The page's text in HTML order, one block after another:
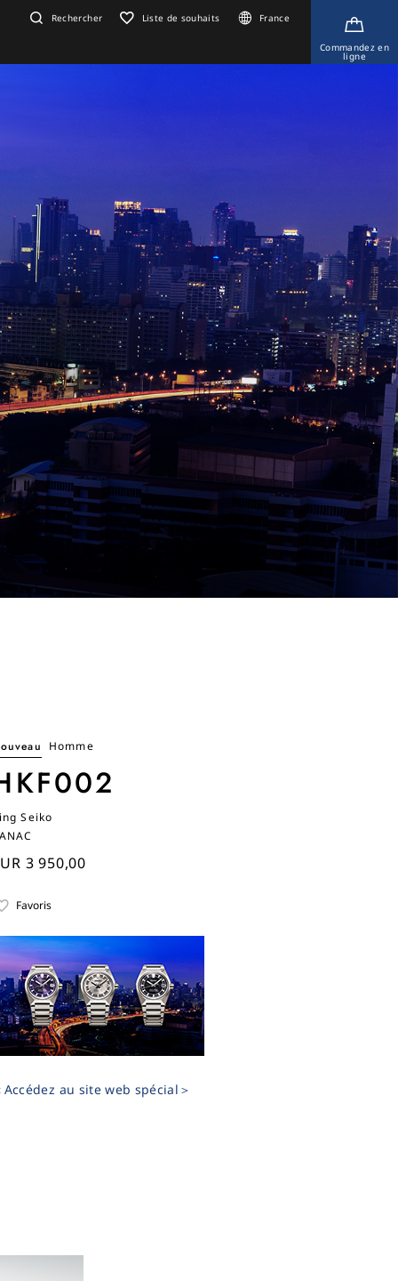
Rechercher Liste de souhaits France
Commandez en
ligne
Homme
Seiko
3 950,00
Favoris
Accédez au site web spécial＞